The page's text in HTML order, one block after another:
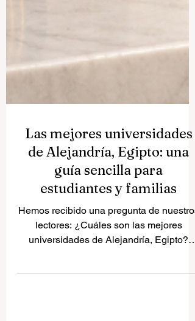
Las mejores universidades
de Alejandría, Egipto: una
guía sencilla para
estudiantes y familias
Hemos recibido una pregunta de nuestros